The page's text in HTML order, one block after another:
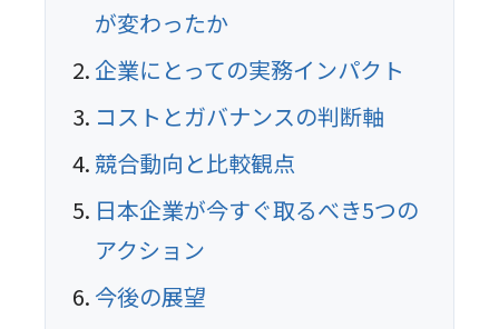
が変わったか
企業にとっての実務インパクト
コストとガバナンスの判断軸
競合動向と比較観点
日本企業が今すぐ取るべき5つの
アクション
今後の展望